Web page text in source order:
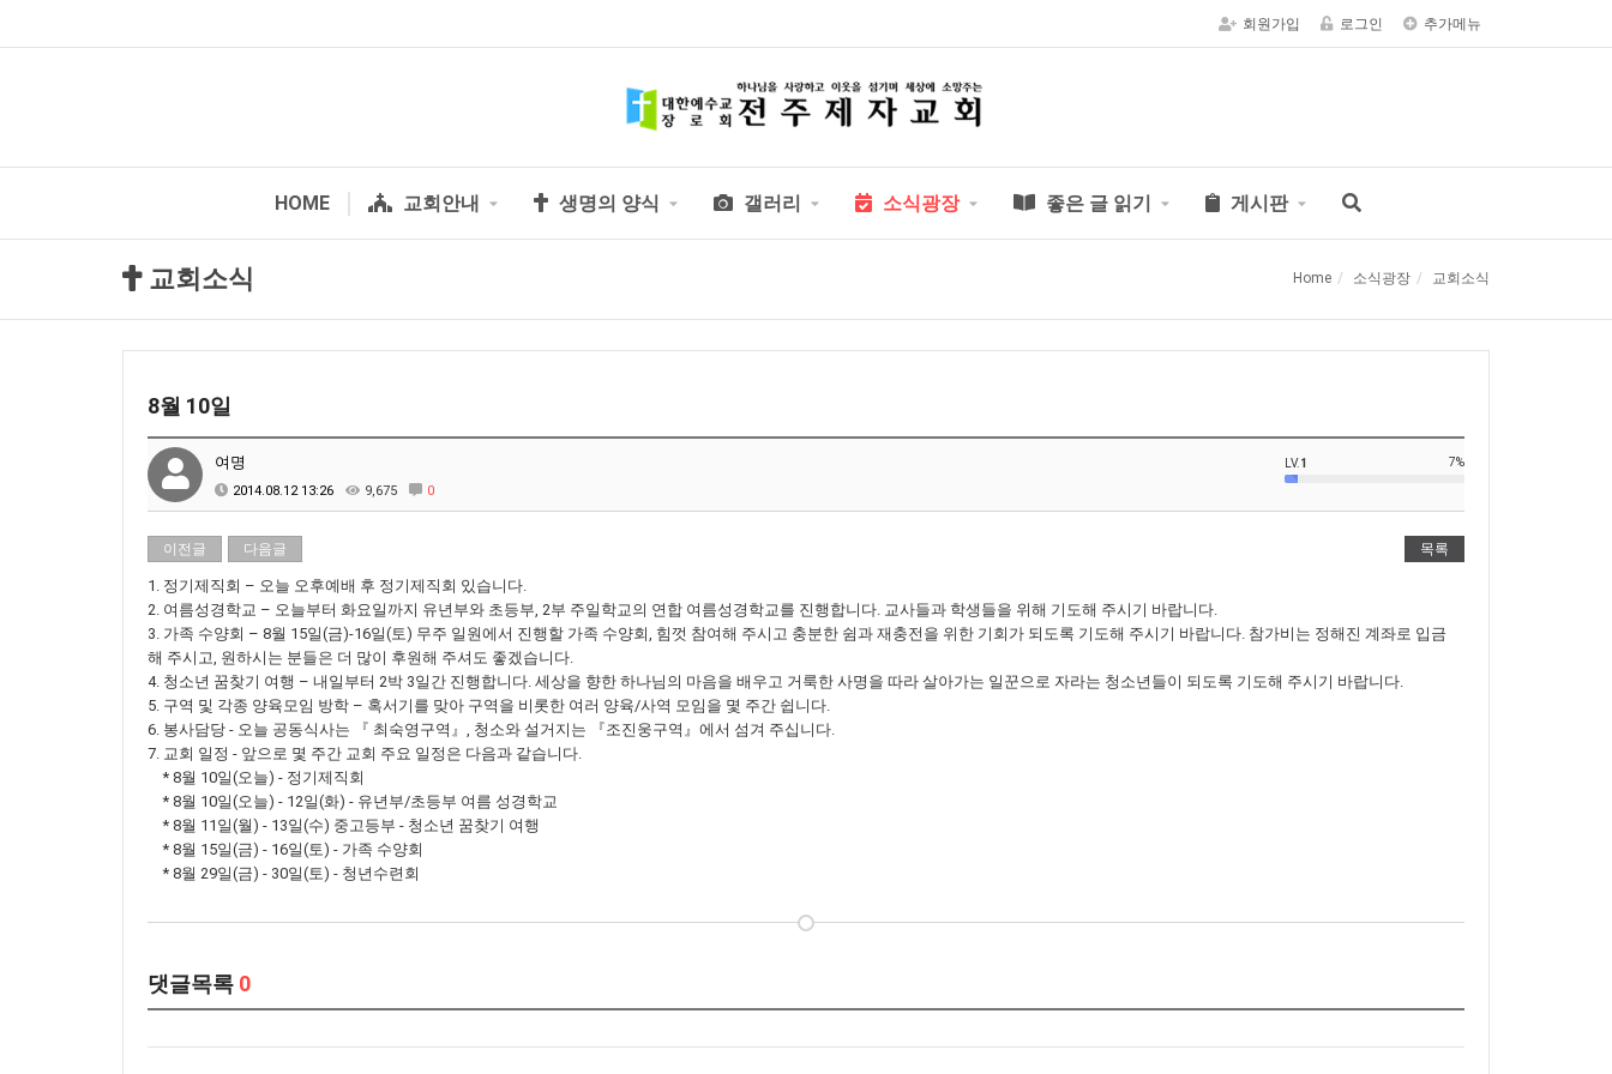
회원가입 로그인 추가메뉴
HOME 교회안내 생명의 양식 갤러리 소식광장 좋은 글 읽기 게시판
교회소식 Home 소식광장 교회소식
8월 10일
여명
2014.08.12 13:26 9,675 0
LV.1 7%
이전글 다음글 목록
1. 정기제직회 – 오늘 오후예배 후 정기제직회 있습니다.
2. 여름성경학교 – 오늘부터 화요일까지 유년부와 초등부, 2부 주일학교의 연합 여름성경학교를 진행합니다. 교사들과 학생들을 위해 기도해 주시기 바랍니다.
3. 가족 수양회 – 8월 15일(금)-16일(토) 무주 일원에서 진행할 가족 수양회, 힘껏 참여해 주시고 충분한 쉼과 재충전을 위한 기회가 되도록 기도해 주시기 바랍니다. 참가비는 정해진 계좌로 입금
해 주시고, 원하시는 분들은 더 많이 후원해 주셔도 좋겠습니다.
4. 청소년 꿈찾기 여행 – 내일부터 2박 3일간 진행합니다. 세상을 향한 하나님의 마음을 배우고 거룩한 사명을 따라 살아가는 일꾼으로 자라는 청소년들이 되도록 기도해 주시기 바랍니다.
5. 구역 및 각종 양육모임 방학 – 혹서기를 맞아 구역을 비롯한 여러 양육/사역 모임을 몇 주간 쉽니다.
6. 봉사담당 - 오늘 공동식사는 『 최숙영구역』, 청소와 설거지는 『조진웅구역』에서 섬겨 주십니다.
7. 교회 일정 - 앞으로 몇 주간 교회 주요 일정은 다음과 같습니다.
* 8월 10일(오늘) - 정기제직회
* 8월 10일(오늘) - 12일(화) - 유년부/초등부 여름 성경학교
* 8월 11일(월) - 13일(수) 중고등부 - 청소년 꿈찾기 여행
* 8월 15일(금) - 16일(토) - 가족 수양회
* 8월 29일(금) - 30일(토) - 청년수련회
댓글목록 0